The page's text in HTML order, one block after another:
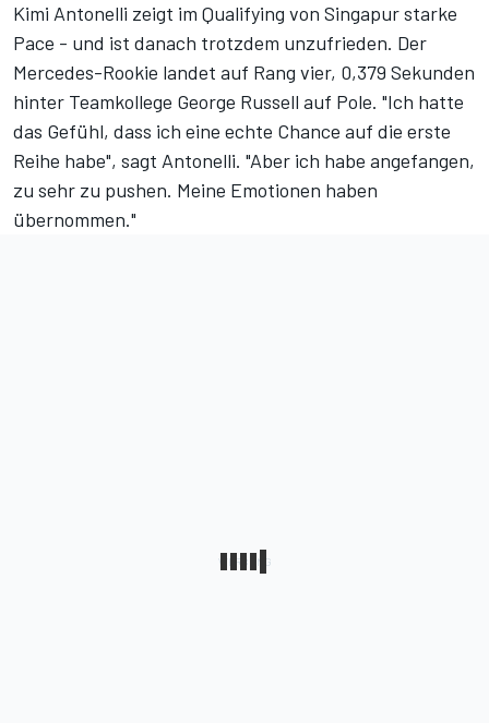
Kimi Antonelli zeigt im Qualifying von Singapur starke
Pace - und ist danach trotzdem unzufrieden. Der
Mercedes-Rookie landet auf Rang vier, 0,379 Sekunden
hinter Teamkollege George Russell auf Pole. "Ich hatte
das Gefühl, dass ich eine echte Chance auf die erste
Reihe habe", sagt Antonelli. "Aber ich habe angefangen,
zu sehr zu pushen. Meine Emotionen haben
übernommen."